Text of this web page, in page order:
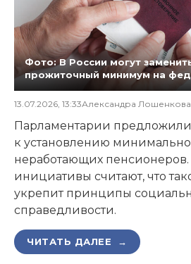
Фото: В России могут
прожиточный минимум на
13.07.2026, 13:33Александра Лошенкова
Парламентарии
к установлению
неработающих пенсионеров.
инициативы считают, что
укрепит принципы
справедливости.
ЧИТАТЬ ДАЛЕЕ →